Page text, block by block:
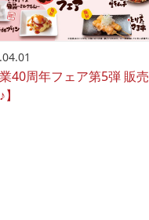
業40周年フェア第5弾 販売